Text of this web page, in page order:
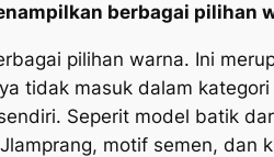
berbagai pilihan
pilihan warna. Ini
tidak masuk dalam
Seperit model batik
motif semen,